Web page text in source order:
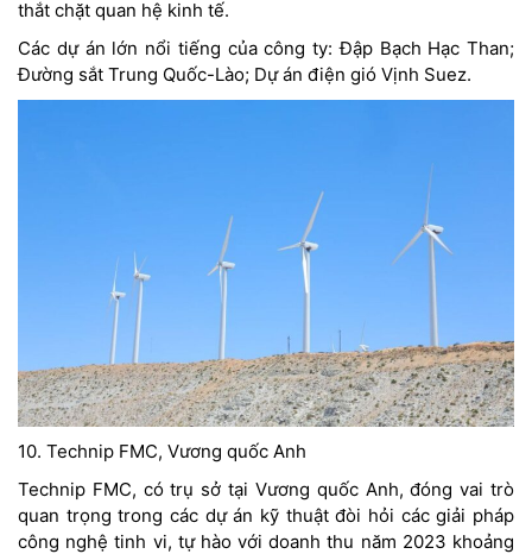
thắt chặt quan hệ kinh tế.
Các dự án lớn nổi tiếng của công ty: Đập Bạch Hạc Than;
Đường sắt Trung Quốc-Lào; Dự án điện gió Vịnh Suez.
10. Technip FMC, Vương quốc Anh
Technip FMC, có trụ sở tại Vương quốc Anh, đóng vai trò
quan trọng trong các dự án kỹ thuật đòi hỏi các giải pháp
công nghệ tinh vi, tự hào với doanh thu năm 2023 khoảng